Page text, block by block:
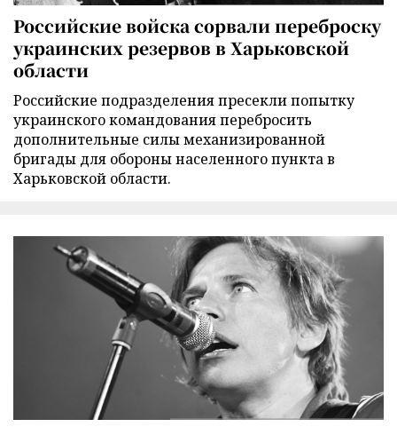
Российские войска сорвали переброску
украинских резервов в Харьковской
области
Российские подразделения пресекли попытку
украинского командования перебросить
дополнительные силы механизированной
бригады для обороны населенного пункта в
Харьковской области.